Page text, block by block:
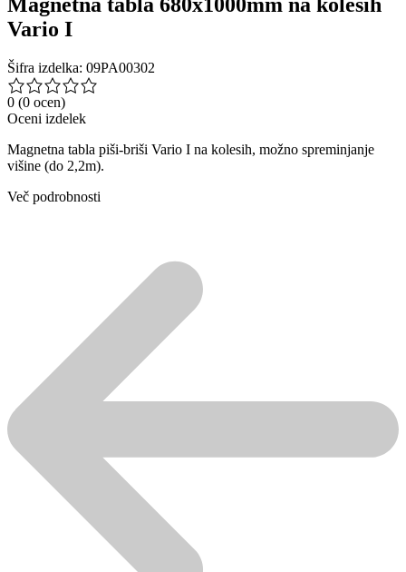
Magnetna tabla 680x1000mm na kolesih
Vario I
Šifra izdelka: 09PA00302
0 (0 ocen)
Oceni izdelek
Magnetna tabla piši-briši Vario I na kolesih, možno spreminjanje
višine (do 2,2m).
Več podrobnosti